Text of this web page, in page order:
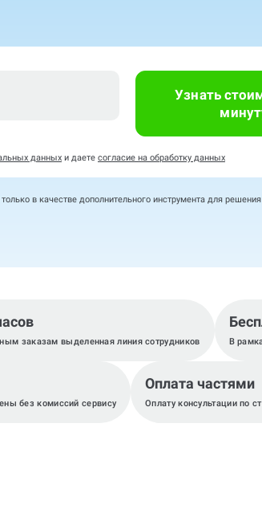
Узнать
данных и даете согласие на обработку данных
в качестве дополнительного инструмента для
заказам выделенная линия сотрудников В
без комиссий сервису
Оплата частями
Оплату консультации по